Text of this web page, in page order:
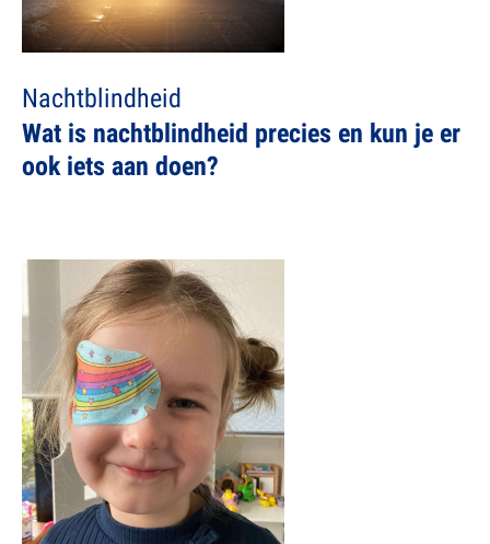
Nachtblindheid
Wat is nachtblindheid precies en kun je er
ook iets aan doen?